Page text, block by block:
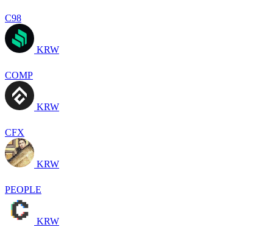
C98
KRW
COMP
KRW
CFX
KRW
PEOPLE
KRW